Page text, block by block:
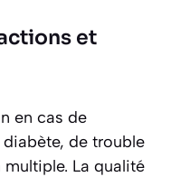
et
en cas de
de trouble
La qualité